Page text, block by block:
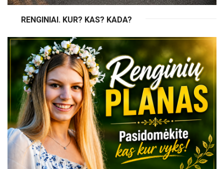
RENGINIAI. KUR? KAS? KADA?